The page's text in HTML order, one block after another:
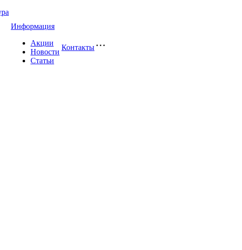
Информация
Акции
Новости
Статьи
Контакты